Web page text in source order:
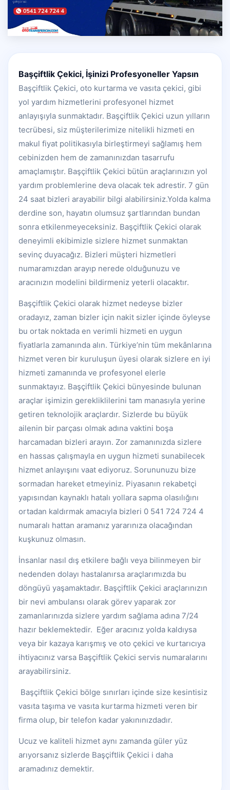
Başçiftlik Çekici, İşinizi Profesyoneller Yapsın
Başçiftlik Çekici, oto kurtarma ve vasıta çekici, gibi
yol yardım hizmetlerini profesyonel hizmet
anlayışıyla sunmaktadır. Başçiftlik Çekici uzun yılların
tecrübesi, siz müşterilerimize nitelikli hizmeti en
makul fiyat politikasıyla birleştirmeyi sağlamış hem
cebinizden hem de zamanınızdan tasarrufu
amaçlamıştır. Başçiftlik Çekici bütün araçlarınızın yol
yardım problemlerine deva olacak tek adrestir. 7 gün
24 saat bizleri arayabilir bilgi alabilirsiniz.Yolda kalma
derdine son, hayatın olumsuz şartlarından bundan
sonra etkilenmeyeceksiniz. Başçiftlik Çekici olarak
deneyimli ekibimizle sizlere hizmet sunmaktan
sevinç duyacağız. Bizleri müşteri hizmetleri
numaramızdan arayıp nerede olduğunuzu ve
aracınızın modelini bildirmeniz yeterli olacaktır.
Başçiftlik Çekici olarak hizmet nedeyse bizler
oradayız, zaman bizler için nakit sizler içinde öyleyse
bu ortak noktada en verimli hizmeti en uygun
fiyatlarla zamanında alın. Türkiye’nin tüm mekânlarına
hizmet veren bir kuruluşun üyesi olarak sizlere en iyi
hizmeti zamanında ve profesyonel elerle
sunmaktayız. Başçiftlik Çekici bünyesinde bulunan
araçlar işimizin gerekliklilerini tam manasıyla yerine
getiren teknolojik araçlardır. Sizlerde bu büyük
ailenin bir parçası olmak adına vaktini boşa
harcamadan bizleri arayın. Zor zamanınızda sizlere
en hassas çalışmayla en uygun hizmeti sunabilecek
hizmet anlayışını vaat ediyoruz. Sorununuzu bize
sormadan hareket etmeyiniz. Piyasanın rekabetçi
yapısından kaynaklı hatalı yollara sapma olasılığını
ortadan kaldırmak amacıyla bizleri 0 541 724 724 4
numaralı hattan aramanız yararınıza olacağından
kuşkunuz olmasın.
İnsanlar nasıl dış etkilere bağlı veya bilinmeyen bir
nedenden dolayı hastalanırsa araçlarımızda bu
döngüyü yaşamaktadır. Başçiftlik Çekici araçlarınızın
bir nevi ambulansı olarak görev yaparak zor
zamanlarınızda sizlere yardım sağlama adına 7/24
hazır beklemektedir. Eğer aracınız yolda kaldıysa
veya bir kazaya karışmış ve oto çekici ve kurtarıcıya
ihtiyacınız varsa Başçiftlik Çekici servis numaralarını
arayabilirsiniz.
Başçiftlik Çekici bölge sınırları içinde size kesintisiz
vasıta taşıma ve vasıta kurtarma hizmeti veren bir
firma olup, bir telefon kadar yakınınızdadır.
Ucuz ve kaliteli hizmet aynı zamanda güler yüz
arıyorsanız sizlerde Başçiftlik Çekici i daha
aramadınız demektir.